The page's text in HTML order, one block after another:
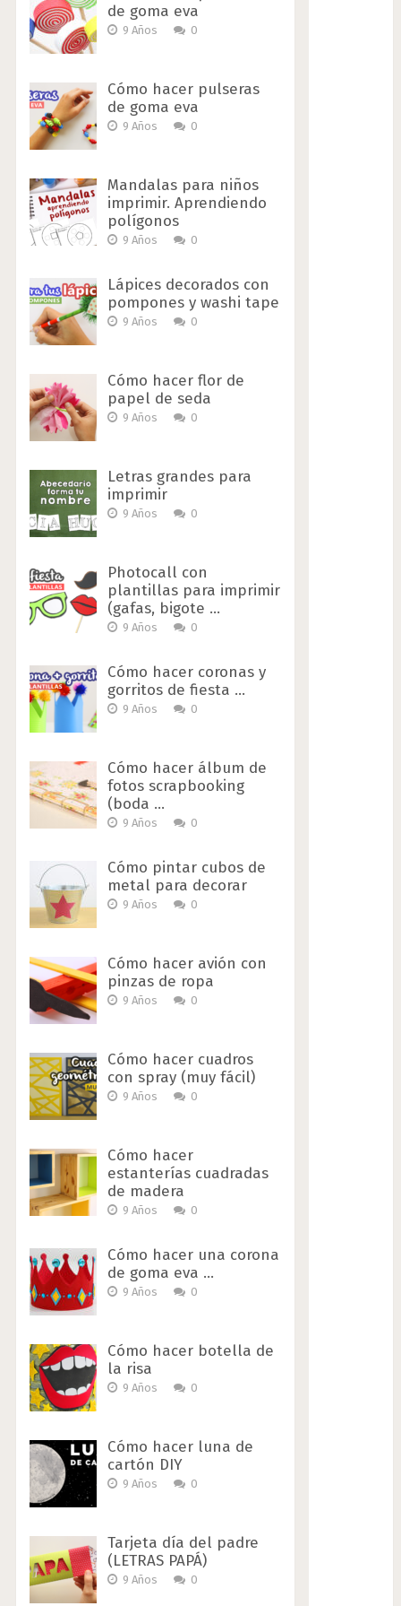
de goma eva
9 Años 0
Cómo hacer pulseras
de goma eva
9 Años 0
Mandalas para niños
imprimir. Aprendiendo
polígonos
9 Años 0
Lápices decorados con
pompones y washi tape
9 Años 0
Cómo hacer flor de
papel de seda
9 Años 0
Letras grandes para
imprimir
9 Años 0
Photocall con
plantillas para imprimir
(gafas, bigote …
9 Años 0
Cómo hacer coronas y
gorritos de fiesta …
9 Años 0
Cómo hacer álbum de
fotos scrapbooking
(boda …
9 Años 0
Cómo pintar cubos de
metal para decorar
9 Años 0
Cómo hacer avión con
pinzas de ropa
9 Años 0
Cómo hacer cuadros
con spray (muy fácil)
9 Años 0
Cómo hacer
estanterías cuadradas
de madera
9 Años 0
Cómo hacer una corona
de goma eva …
9 Años 0
Cómo hacer botella de
la risa
9 Años 0
Cómo hacer luna de
cartón DIY
9 Años 0
Tarjeta día del padre
(LETRAS PAPÁ)
9 Años 0